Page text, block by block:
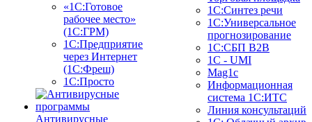
«1C:Готовое
рабочее место»
(1С:ГРМ)
1С:Предприятие
через Интернет
(1С:Фреш)
1С:Просто
Антивирусные
1С:Синтез речи
1С:Универсальное
прогнозирование
1С:СБП B2B
1C - UMI
Mag1c
Информационная
система 1С:ИТС
Линия консультаций